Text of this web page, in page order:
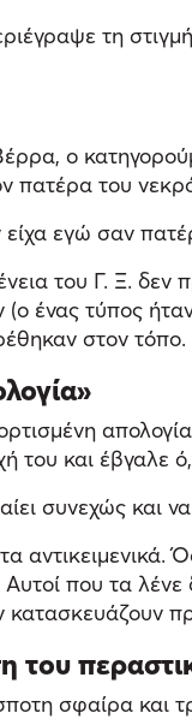
τη
ο
πατέρα του
εγώ σαν
του Γ. Ξ.
(ο ένας τύπος
στον τόπο.
του και
συνεχώς
που τα
κατασκευάζουν
του
σφαίρα και